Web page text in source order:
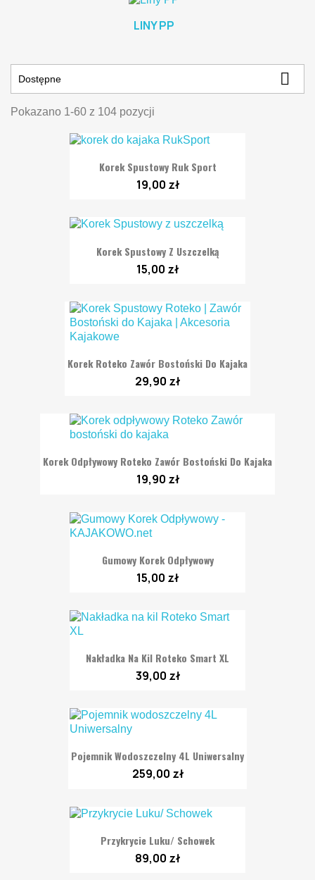
LINY PP
Dostępne 
Pokazano 1-60 z 104 pozycji
Korek Spustowy Ruk Sport
19,00 zł
Korek Spustowy Z Uszczelką
15,00 zł
Korek Roteko Zawór Bostoński Do Kajaka
29,90 zł
Korek Odpływowy Roteko Zawór Bostoński Do Kajaka
19,90 zł
Gumowy Korek Odpływowy
15,00 zł
Nakładka Na Kil Roteko Smart XL
39,00 zł
Pojemnik Wodoszczelny 4L Uniwersalny
259,00 zł
Przykrycie Luku/ Schowek
89,00 zł